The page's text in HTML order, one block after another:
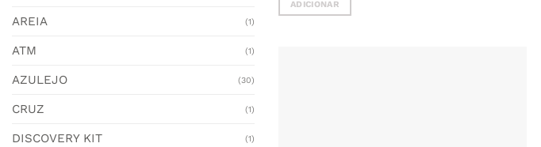
AREIA (1)
ATM (1)
AZULEJO (30)
CRUZ (1)
DISCOVERY KIT (1)
ADICIONAR